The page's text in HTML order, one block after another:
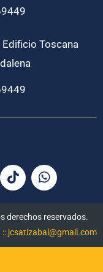
Toscana
derechos reservados.
jcsatizabal@gmail.com